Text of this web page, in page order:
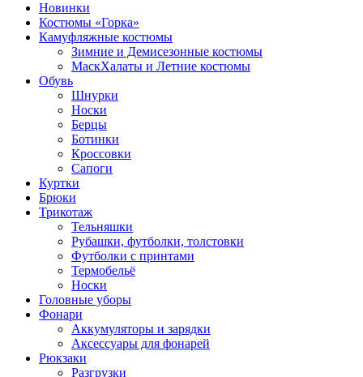
Новинки
Костюмы «Горка»
Камуфляжные костюмы
Зимние и Демисезонные костюмы
МаскХалаты и Летние костюмы
Обувь
Шнурки
Носки
Берцы
Ботинки
Кроссовки
Сапоги
Куртки
Брюки
Трикотаж
Тельняшки
Рубашки, футболки, толстовки
Футболки с принтами
Термобельё
Носки
Головные уборы
Фонари
Аккумуляторы и зарядки
Аксессуары для фонарей
Рюкзаки
Разгрузки